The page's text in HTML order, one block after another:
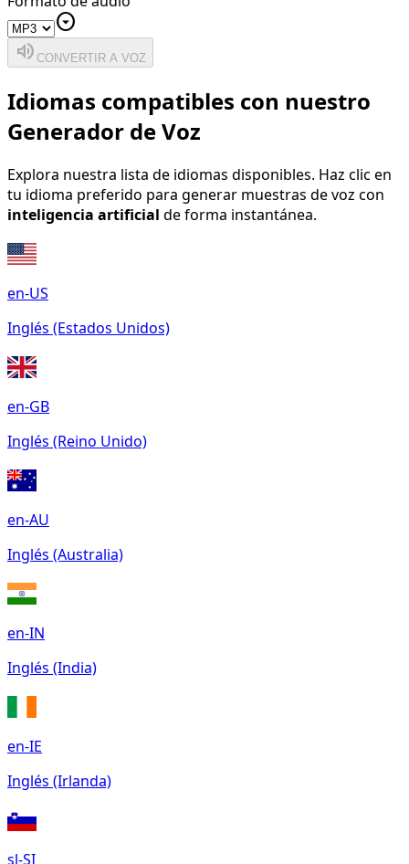
arrow_drop_down_circle
volume_up CONVERTIR A VOZ
Idiomas compatibles con nuestro
Generador de Voz
Explora nuestra lista de idiomas disponibles. Haz clic en
tu idioma preferido para generar muestras de voz con
inteligencia artificial de forma instantánea.
en-US
Inglés (Estados Unidos)
en-GB
Inglés (Reino Unido)
en-AU
Inglés (Australia)
en-IN
Inglés (India)
en-IE
Inglés (Irlanda)
sl-SI